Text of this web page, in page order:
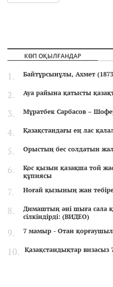
КӨП ОҚЫЛҒАНДАР
Байтұрсынұлы, Ахмет
Ауа райына қатысты
Мұратбек Сарбасов –
Қазақстандағы ең лас
Орыстың бес солдатын
Қос қызын қазақша той
құпиясы
Ноғай қызының жан
Димаштың әні шыға сала
сілкіндірді: (ВИДЕО)
7 мамыр - Отан
Қазақстандықтар визасыз